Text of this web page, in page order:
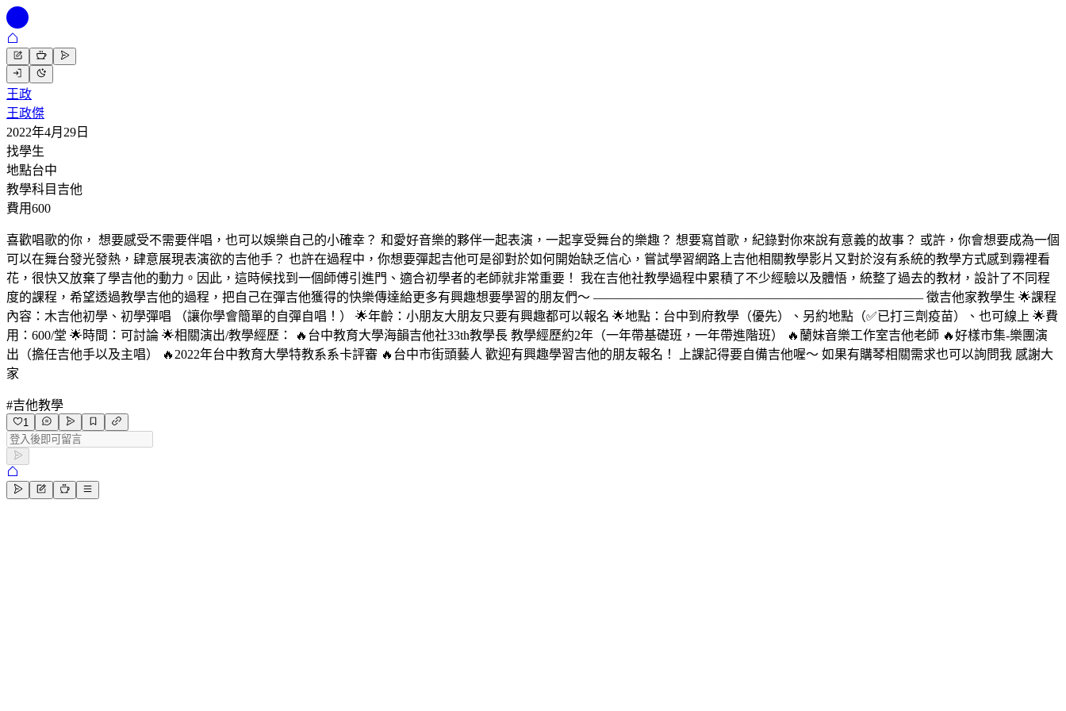
王政
王政傑
2022年4月29日
找學生
地點台中
教學科目 吉他
費用600
喜歡唱歌的你， 想要感受不需要伴唱，也可以娛樂自己的小確幸？ 和愛好音樂的夥伴一起表演，一起享受舞台的樂趣？ 想要寫首歌，紀錄對你來說有意義的故事？ 或許，你會想要成為一個
可以在舞台發光發熱，肆意展現表演欲的吉他手？ 也許在過程中，你想要彈起吉他可是卻對於如何開始缺乏信心，嘗試學習網路上吉他相關教學影片又對於沒有系統的教學方式感到霧裡看
花，很快又放棄了學吉他的動力。因此，這時候找到一個師傅引進門、適合初學者的老師就非常重要！ 我在吉他社教學過程中累積了不少經驗以及體悟，統整了過去的教材，設計了不同程
度的課程，希望透過教學吉他的過程，把自己在彈吉他獲得的快樂傳達給更多有興趣想要學習的朋友們～ —————————————————————————— 徵吉他家教學生 🌟課程
內容：木吉他初學、初學彈唱 （讓你學會簡單的自彈自唱！） 🌟年齡：小朋友大朋友只要有興趣都可以報名 🌟地點：台中到府教學（優先）、另約地點（✅已打三劑疫苗）、也可線上 🌟費
用：600/堂 🌟時間：可討論 🌟相關演出/教學經歷： 🔥台中教育大學海韻吉他社33th教學長 教學經歷約2年（一年帶基礎班，一年帶進階班） 🔥蘭妹音樂工作室吉他老師 🔥好樣市集-樂團演
出（擔任吉他手以及主唱） 🔥2022年台中教育大學特教系系卡評審 🔥台中市街頭藝人 歡迎有興趣學習吉他的朋友報名！ 上課記得要自備吉他喔～ 如果有購琴相關需求也可以詢問我 感謝大
家
#吉他教學
1